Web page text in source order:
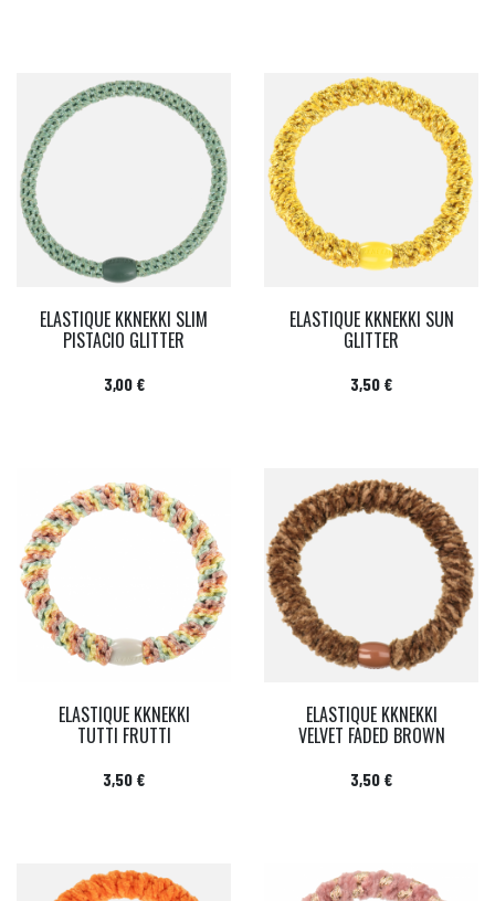
ELASTIQUE KKNEKKI SLIM
PISTACIO GLITTER
Prix
3,00 €
ELASTIQUE KKNEKKI SUN
GLITTER
Prix
3,50 €
ELASTIQUE KKNEKKI
TUTTI FRUTTI
Prix
3,50 €
ELASTIQUE KKNEKKI
VELVET FADED BROWN
Prix
3,50 €